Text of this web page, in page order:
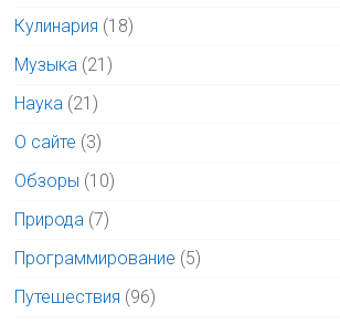
Кулинария (18)
Музыка (21)
Наука (21)
О сайте (3)
Обзоры (10)
Природа (7)
Программирование (5)
Путешествия (96)